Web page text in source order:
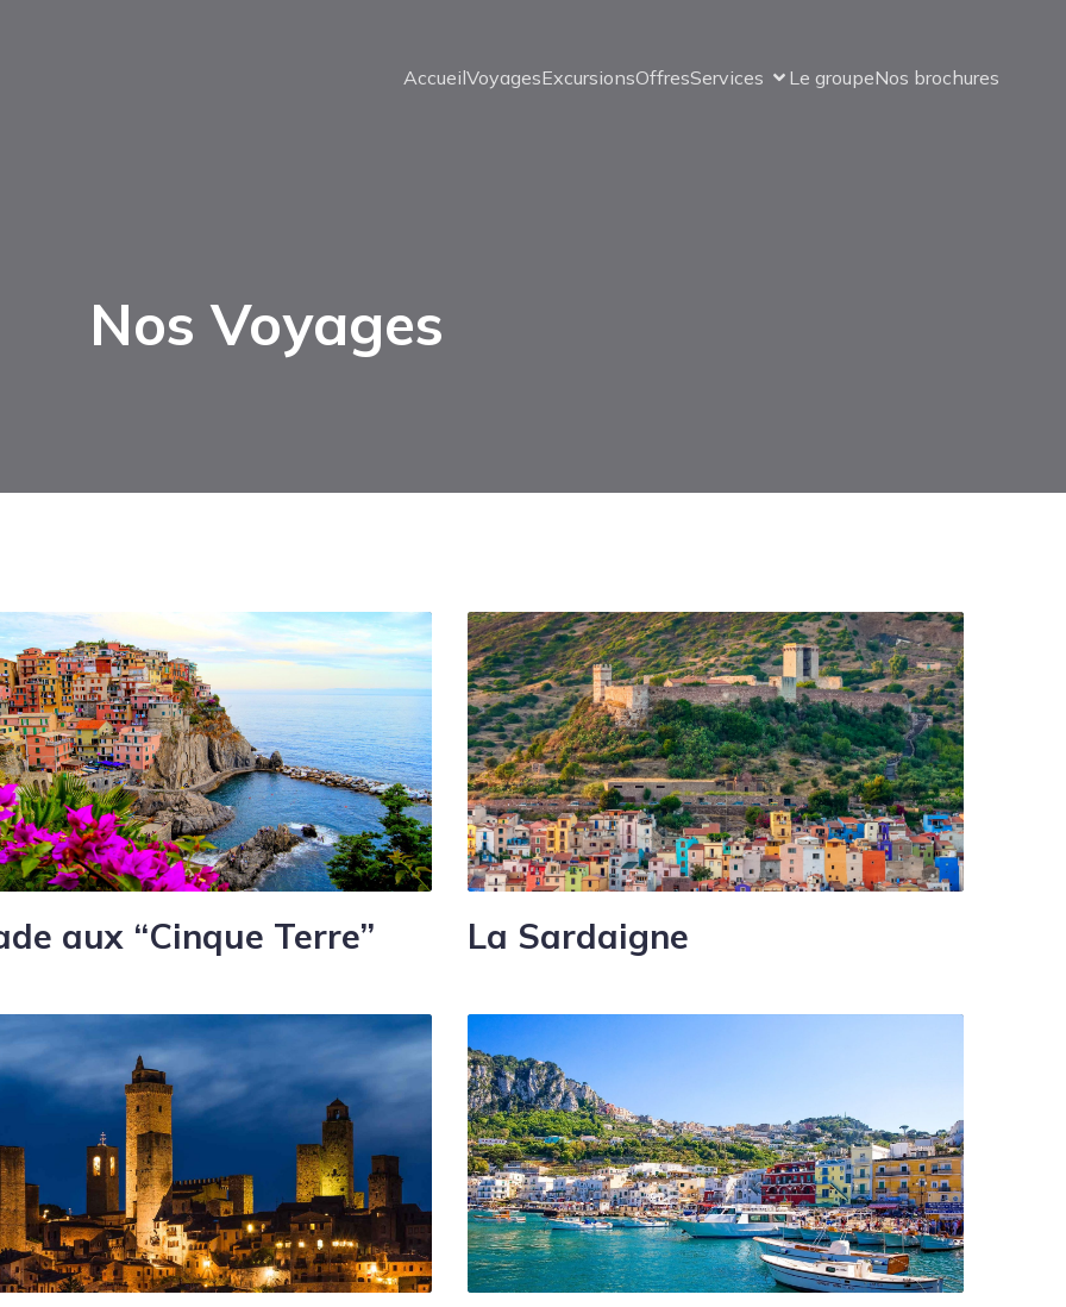
AccueilVoyagesExcursionsOffresServices Le groupeNos brochures
Nos Voyages
aux “Cinque Terre” La Sardaigne